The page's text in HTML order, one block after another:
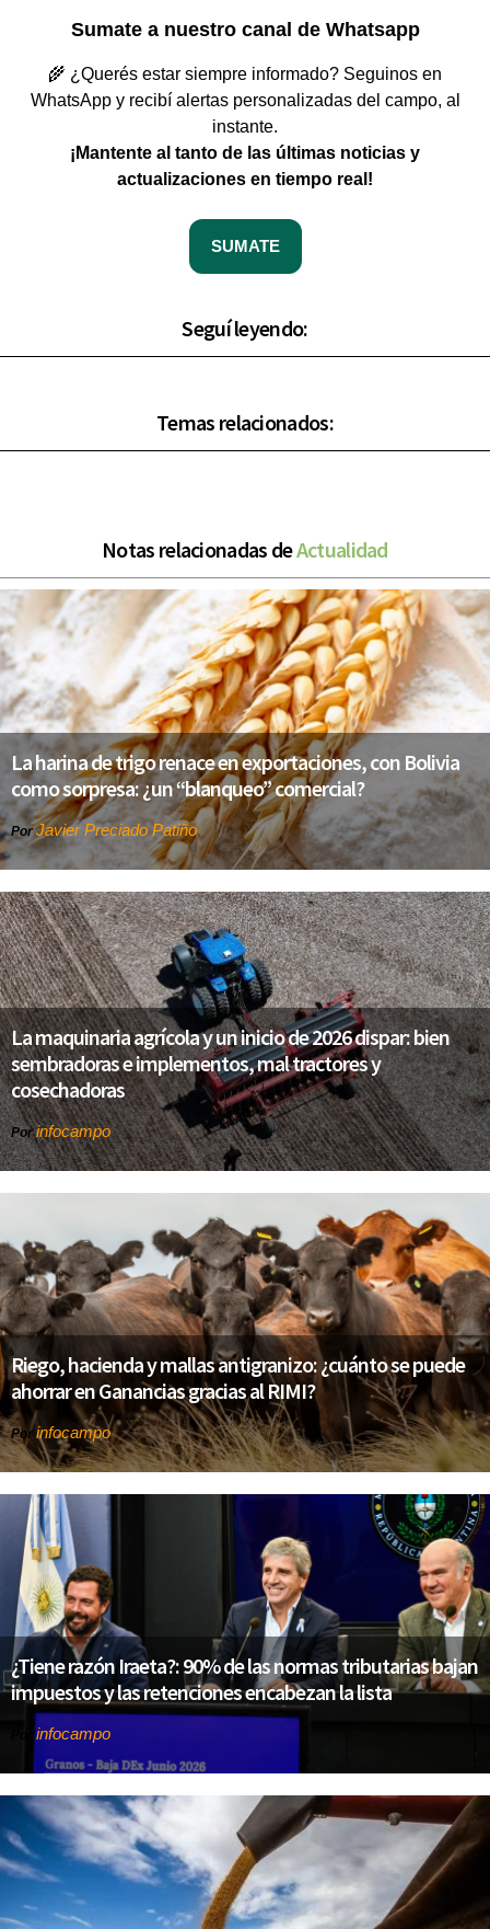
Sumate a nuestro canal de Whatsapp
🌾 ¿Querés estar siempre informado? Seguinos en
WhatsApp y recibí alertas personalizadas del campo, al
instante.
¡Mantente al tanto de las últimas noticias y
actualizaciones en tiempo real!
SUMATE
Seguí leyendo:
Temas relacionados:
Notas relacionadas deActualidad
La harina de trigo renace en exportaciones, con Bolivia
como sorpresa: ¿un “blanqueo” comercial?
PorJavier Preciado Patiño
La maquinaria agrícola y un inicio de 2026 dispar: bien
sembradoras e implementos, mal tractores y
cosechadoras
Porinfocampo
Riego, hacienda y mallas antigranizo: ¿cuánto se puede
ahorrar en Ganancias gracias al RIMI?
Por infocampo
¿Tiene razón Iraeta?: 90% de las normas tributarias bajan
impuestos y las retenciones encabezan la lista
infocampo